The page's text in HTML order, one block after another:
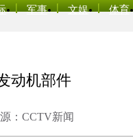
军事 文娱 体育
动机部件
：CCTV新闻